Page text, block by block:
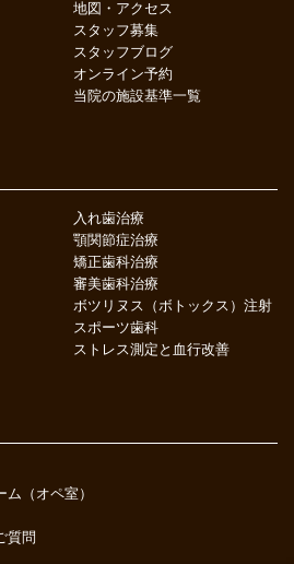
地図・アクセス
スタッフ募集
スタッフブログ
オンライン予約
当院の施設基準一覧
入れ歯治療
顎関節症治療
矯正歯科治療
審美歯科治療
ボツリヌス（ボトックス）注射
スポーツ歯科
ストレス測定と血行改善
（オペ室）
質問